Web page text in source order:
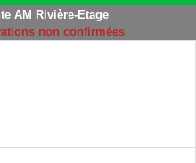
AM Rivière-Etage
non confirmées